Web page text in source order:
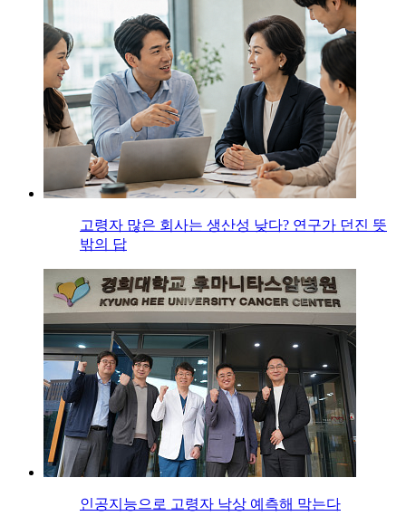
고령자 많은 회사는 생산성 낮다? 연구가 던진 뜻
밖의 답
인공지능으로 고령자 낙상 예측해 막는다